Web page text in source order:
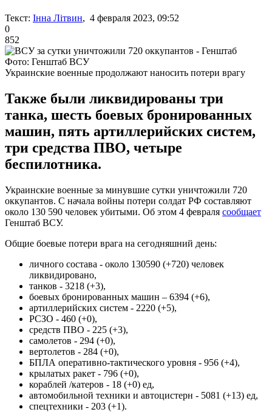
Текст: Інна Літвин, 4 февраля 2023, 09:52
0
852
Фото: Генштаб ВСУ
Украинские военные продолжают наносить потери врагу
Также были ликвидированы три
танка, шесть боевых бронированных
машин, пять артиллерийских систем,
три средства ПВО, четыре
беспилотника.
Украинские военные за минувшие сутки уничтожили 720
оккупантов. С начала войны потери солдат РФ составляют
около 130 590 человек убитыми. Об этом 4 февраля сообщает
Генштаб ВСУ.
Общие боевые потери врага на сегодняшний день:
личного состава - около 130590 (+720) человек
ликвидировано,
танков - 3218 (+3),
боевых бронированных машин ‒ 6394 (+6),
артиллерийских систем - 2220 (+5),
РСЗО - 460 (+0),
средств ПВО - 225 (+3),
самолетов - 294 (+0),
вертолетов - 284 (+0),
БПЛА оперативно-тактического уровня - 956 (+4),
крылатых ракет - 796 (+0),
кораблей /катеров - 18 (+0) ед,
автомобильной техники и автоцистерн - 5081 (+13) ед,
спецтехники - 203 (+1).